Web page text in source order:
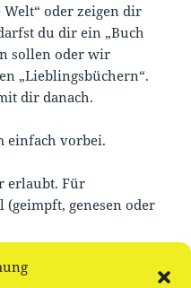
oder zeigen dir
du dir ein „Buch
sollen oder wir
„Lieblingsbüchern“.
dir danach.
einfach vorbei.
erlaubt. Für
(geimpft, genesen oder